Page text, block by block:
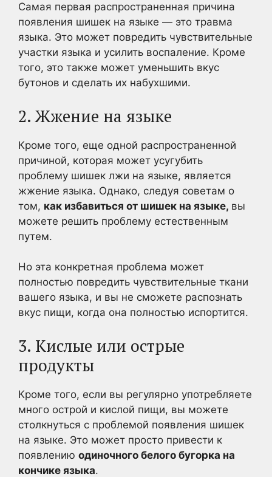
Самая первая распространенная причина
появления шишек на языке — это травма
языка. Это может повредить чувствительные
участки языка и усилить воспаление. Кроме
того, это также может уменьшить вкус
бутонов и сделать их набухшими.
2. Жжение на языке
Кроме того, еще одной распространенной
причиной, которая может усугубить
проблему шишек лжи на языке, является
жжение языка. Однако, следуя советам о
том, как избавиться от шишек на языке, вы
можете решить проблему естественным
путем.
Но эта конкретная проблема может
полностью повредить чувствительные ткани
вашего языка, и вы не сможете распознать
вкус пищи, когда она полностью испортится.
3. Кислые или острые
продукты
Кроме того, если вы регулярно употребляете
много острой и кислой пищи, вы можете
столкнуться с проблемой появления шишек
на языке. Это может просто привести к
появлению одиночного белого бугорка на
кончике языка.